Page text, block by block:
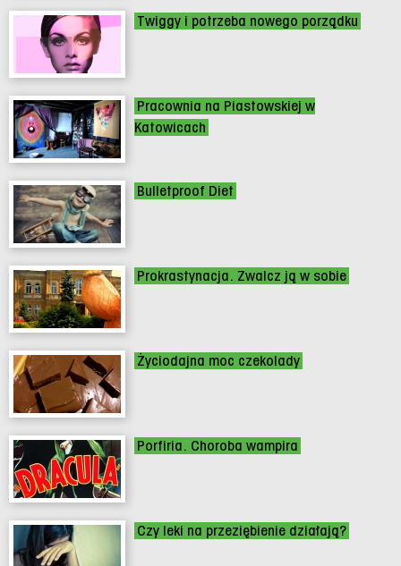
Twiggy i potrzeba nowego porządku
Pracownia na Piastowskiej w
Katowicach
Bulletproof Diet
Prokrastynacja. Zwalcz ją w sobie
Życiodajna moc czekolady
Porfiria. Choroba wampira
Czy leki na przeziębienie działają?